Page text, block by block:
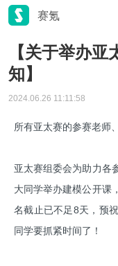
赛氪
【关于举办
知】
2024.06.26 11:11:58
所有亚太赛的参赛老师
亚太赛组委会为助力各
大同学举办建模公开课
名截止已不足8天，预
同学要抓紧时间了！